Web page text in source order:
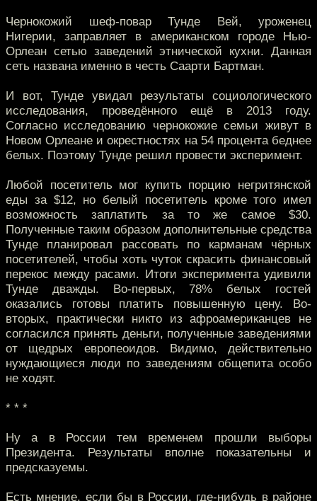
Чернокожий шеф-повар Тунде Вей, уроженец
Нигерии, заправляет в американском городе Нью-
Орлеан сетью заведений этнической кухни. Данная
сеть названа именно в честь Саарти Бартман.
И вот, Тунде увидал результаты социологического
исследования, проведённого ещё в 2013 году.
Согласно исследованию чернокожие семьи живут в
Новом Орлеане и окрестностях на 54 процента беднее
белых. Поэтому Тунде решил провести эксперимент.
Любой посетитель мог купить порцию негритянской
еды за $12, но белый посетитель кроме того имел
возможность заплатить за то же самое $30.
Полученные таким образом дополнительные средства
Тунде планировал рассовать по карманам чёрных
посетителей, чтобы хоть чуток скрасить финансовый
перекос между расами. Итоги эксперимента удивили
Тунде дважды. Во-первых, 78% белых гостей
оказались готовы платить повышенную цену. Во-
вторых, практически никто из афроамериканцев не
согласился принять деньги, полученные заведениями
от щедрых европеоидов. Видимо, действительно
нуждающиеся люди по заведениям общепита особо
не ходят.
* * *
Ну а в России тем временем прошли выборы
Президента. Результаты вполне показательны и
предсказуемы.
Есть мнение, если бы в России, где-нибудь в районе